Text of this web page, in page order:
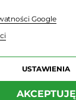
Google
USTAWIENIA
AKCEPTUJĘ